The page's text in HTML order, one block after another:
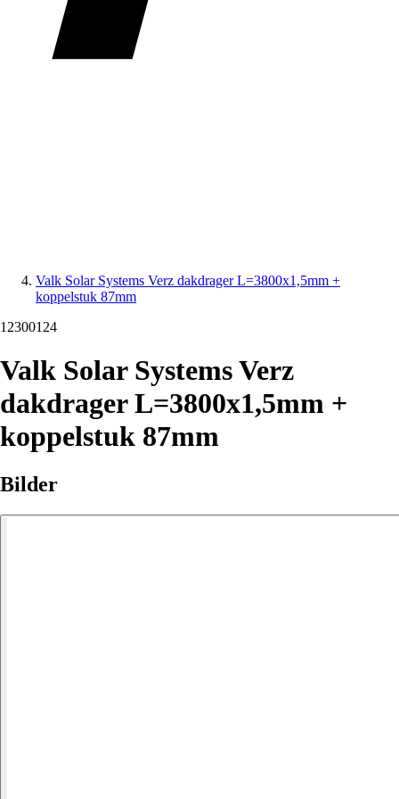
Valk Solar Systems Verz dakdrager L=3800x1,5mm +
koppelstuk 87mm
12300124
Valk Solar Systems Verz
dakdrager L=3800x1,5mm +
koppelstuk 87mm
Bilder